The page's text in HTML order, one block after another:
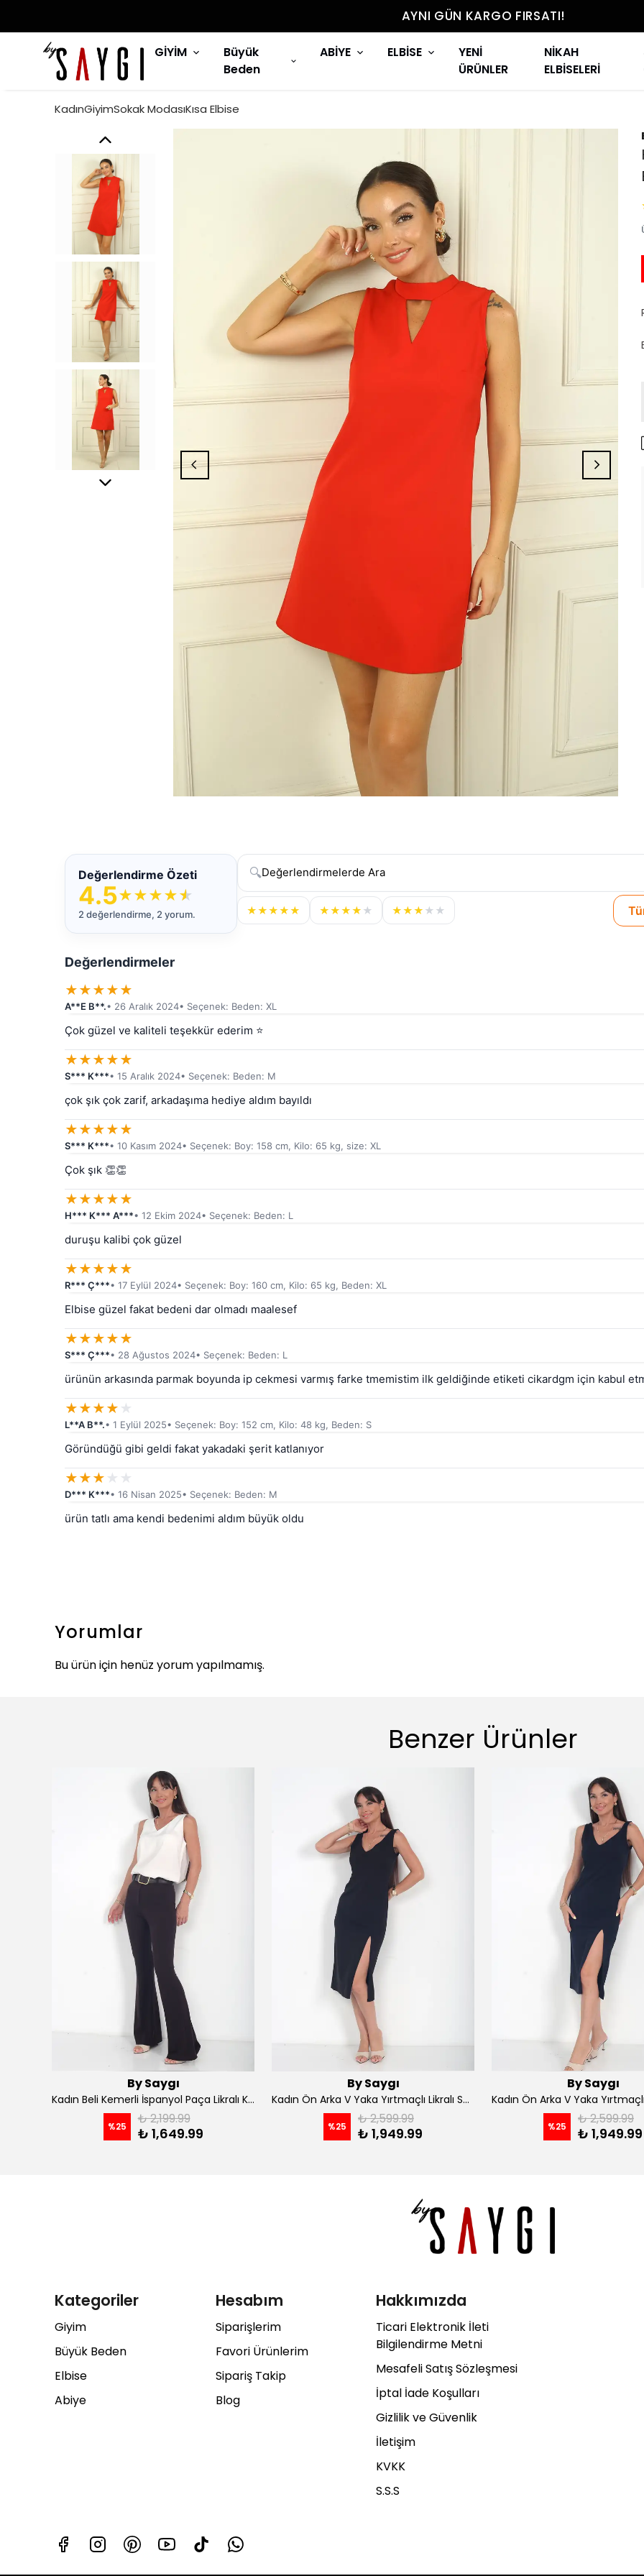
AYNI GÜN KARGO FIRSATI!
GİYİM
Büyük
Beden
ABİYE ELBİSE
YENİ
ÜRÜNLER
NİKAH
ELBİSELERİ
KadınGiyimSokak ModasıKısa Elbise
Değerlendirme Özeti
4.5★★★★★
2 değerlendirme, 2 yorum.
🔍
★★★★★ ★★★★ ★ ★★★ ★ ★
Değerlendirmeler
★★★★★
A**E B**.• 26 Aralık 2024• Seçenek: Beden: XL
Çok güzel ve kaliteli teşekkür ederim ⭐️
★★★★★
S*** K***• 15 Aralık 2024• Seçenek: Beden: M
çok şık çok zarif, arkadaşıma hediye aldım bayıldı
★★★★★
S*** K***• 10 Kasım 2024• Seçenek: Boy: 158 cm, Kilo: 65 kg, size: XL
Çok şık 👏👏
★★★★★
H*** K*** A***• 12 Ekim 2024• Seçenek: Beden: L
duruşu kalibi çok güzel
★★★★★
R*** Ç***• 17 Eylül 2024• Seçenek: Boy: 160 cm, Kilo: 65 kg, Beden: XL
Elbise güzel fakat bedeni dar olmadı maalesef
★★★★★
S*** Ç***• 28 Ağustos 2024• Seçenek: Beden: L
ürünün arkasında parmak boyunda ip cekmesi varmış farke tmemistim ilk geldiğinde etiketi cikardgm için kabul
★★★★ ★
L**A B**.• 1 Eylül 2025• Seçenek: Boy: 152 cm, Kilo: 48 kg, Beden: S
Göründüğü gibi geldi fakat yakadaki şerit katlanıyor
★★★ ★ ★
D*** K***• 16 Nisan 2025• Seçenek: Beden: M
ürün tatlı ama kendi bedenimi aldım büyük oldu
Yorumlar
Bu ürün için henüz yorum yapılmamış.
Benzer Ürünler
By Saygı
Kadın Beli Kemerli İspanyol Paça Likralı Krep Pantolon - Kahve
%25 ₺ 2,199.99
₺ 1,649.99
By Saygı
Kadın Ön Arka V Yaka Yırtmaçlı Likralı Scuba Midi Elbise - Siyah
%25 ₺ 2,599.99
₺ 1,949.99
By Saygı
%25 ₺ 2,599.99
₺ 1,949.99
Kategoriler
Giyim
Büyük Beden
Elbise
Abiye
Hesabım
Siparişlerim
Favori Ürünlerim
Sipariş Takip
Blog
Hakkımızda
Ticari Elektronik İleti
Bilgilendirme Metni
Mesafeli Satış Sözleşmesi
İptal İade Koşulları
Gizlilik ve Güvenlik
İletişim
KVKK
S.S.S